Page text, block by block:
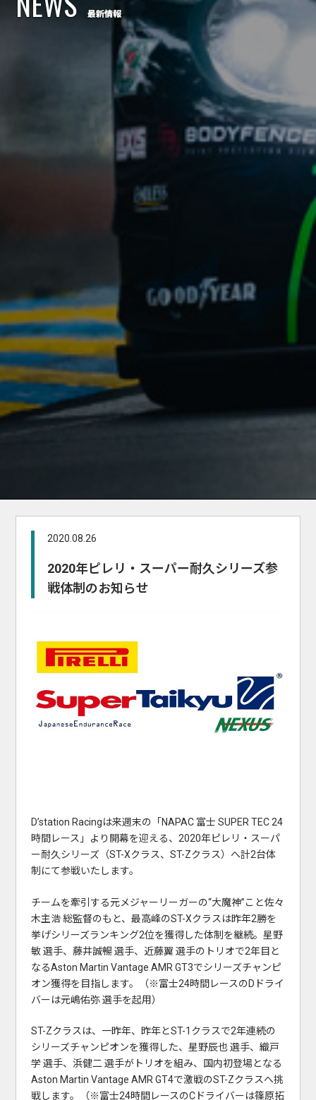
最新情報
2020.08.26
2020年ピレリ・スーパー耐久シリーズ参
戦体制のお知らせ
D’station Racingは来週末の「NAPAC 富士 SUPER TEC 24
時間レース」より開幕を迎える、2020年ピレリ・スーパ
ー耐久シリーズ（ST-Xクラス、ST-Zクラス）へ計2台体
制にて参戦いたします。
チームを牽引する元メジャーリーガーの“大魔神”こと佐々
木主浩 総監督のもと、最高峰のST-Xクラスは昨年2勝を
挙げシリーズランキング2位を獲得した体制を継続。星野
敏 選手、藤井誠暢 選手、近藤翼 選手のトリオで2年目と
なるAston Martin Vantage AMR GT3でシリーズチャンピ
オン獲得を目指します。（※富士24時間レースのDドライ
バーは元嶋佑弥 選手を起用）
ST-Zクラスは、一昨年、昨年とST-1クラスで2年連続の
シリーズチャンピオンを獲得した、星野辰也 選手、織戸
学 選手、浜健二 選手がトリオを組み、国内初登場となる
Aston Martin Vantage AMR GT4で激戦のST-Zクラスへ挑
戦します。（※富士24時間レースのCドライバーは篠原拓